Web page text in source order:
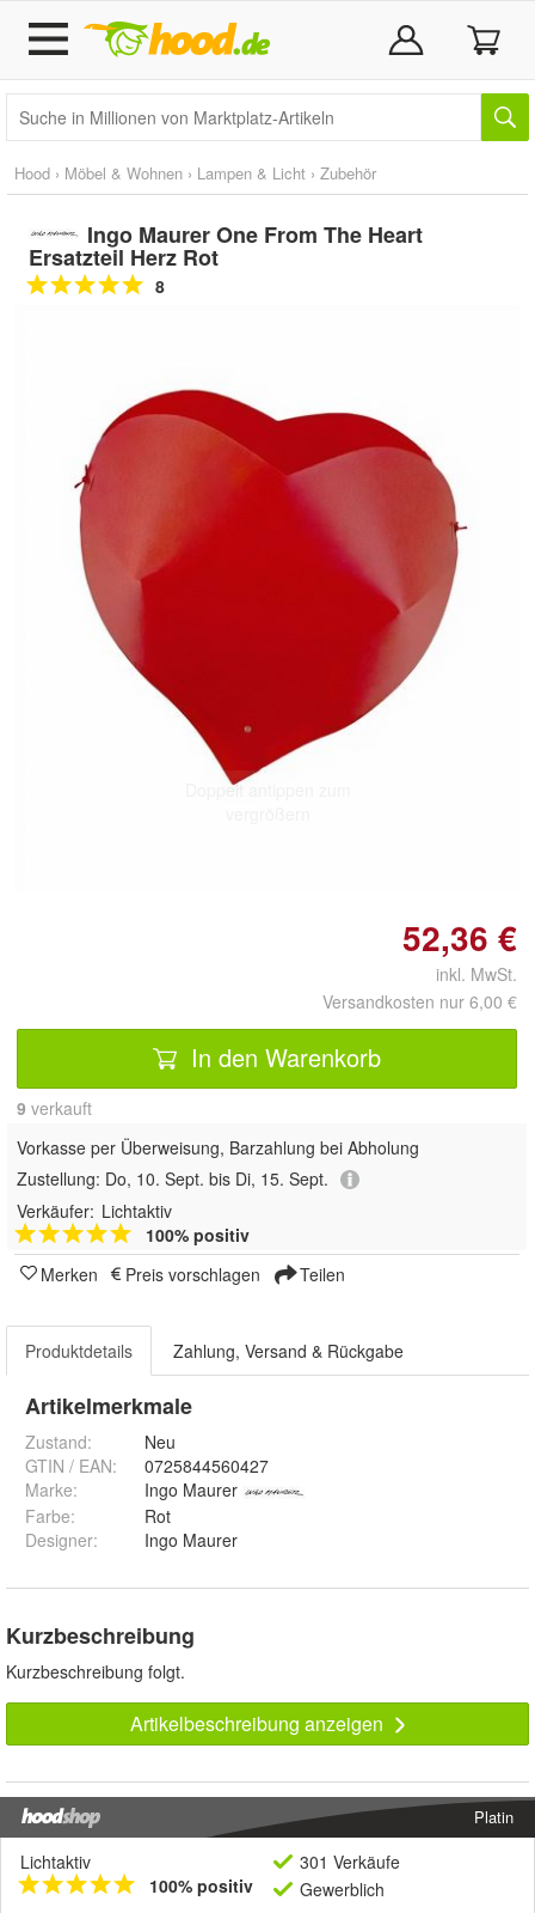
Hood › Möbel & Wohnen › Lampen & Licht › Zubehör
Ingo Maurer One From The Heart
Ersatzteil Herz Rot
8
Doppelt antippen zum
52,36 €
inkl. MwSt.
Versandkosten nur 6,00 €
In den Warenkorb
9 verkauft
Vorkasse per Überweisung, Barzahlung bei Abholung
Zustellung: Do, 10. Sept. bis Di, 15. Sept.
Verkäufer: Lichtaktiv
100% positiv
Merken
Preis vorschlagen Teilen
Produktdetails Zahlung, Versand & Rückgabe
Artikelmerkmale
Zustand:
Neu
GTIN / EAN:
0725844560427
Marke:
Ingo Maurer
Farbe:
Rot
Designer: Ingo Maurer
Kurzbeschreibung
Kurzbeschreibung folgt.
Artikelbeschreibung anzeigen
Platin
Lichtaktiv
100% positiv
301 Verkäufe
Gewerblich